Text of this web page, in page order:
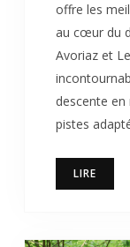
offre les
au cœur du
Avoriaz et
descente
pistes
LIRE